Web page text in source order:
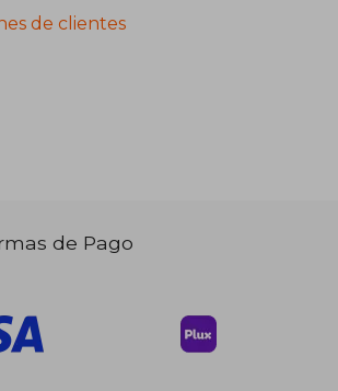
de clientes
de Pago